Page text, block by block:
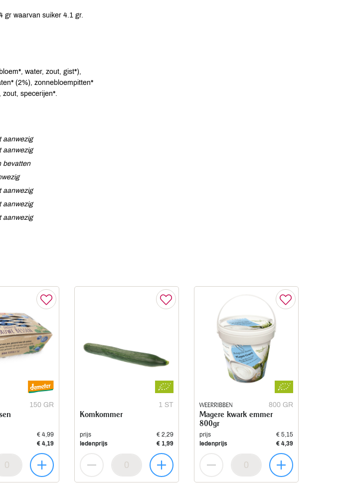
gr waarvan suiker 4.1 gr.
water, zout, gist*),
(2%), zonnebloempitten*
zout, specerijen*.
aanwezig
aanwezig
bevatten
aanwezig
aanwezig
aanwezig
150 GR
€ 4,99
€ 4,19
1 ST
Komkommer
prijs
€ 2,29
ledenprijs
€ 1,99
WEERRIBBEN 800 GR
Magere kwark emmer
800gr
prijs
€ 5,15
ledenprijs
€ 4,39